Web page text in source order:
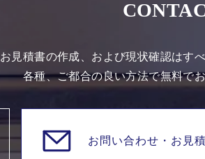
お見積書の作成、および現状確認はす
各種、ご都合の良い方法で無料で
お問い合わせ・ お見